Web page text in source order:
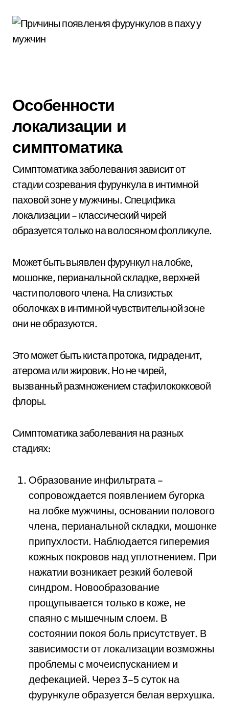
Особенности
локализации и
симптоматика
Симптоматика заболевания зависит от
стадии созревания фурункула в интимной
паховой зоне у мужчины. Специфика
локализации – классический чирей
образуется только на волосяном фолликуле.
Может быть выявлен фурункул на лобке,
мошонке, перианальной складке, верхней
части полового члена. На слизистых
оболочках в интимной чувствительной зоне
они не образуются.
Это может быть киста протока, гидраденит,
атерома или жировик. Но не чирей,
вызванный размножением стафилококковой
флоры.
Симптоматика заболевания на разных
стадиях:
Образование инфильтрата –
сопровождается появлением бугорка
на лобке мужчины, основании полового
члена, перианальной складки, мошонке
припухлости. Наблюдается гиперемия
кожных покровов над уплотнением. При
нажатии возникает резкий болевой
синдром. Новообразование
прощупывается только в коже, не
спаяно с мышечным слоем. В
состоянии покоя боль присутствует. В
зависимости от локализации возможны
проблемы с мочеиспусканием и
дефекацией. Через 3–5 суток на
фурункуле образуется белая верхушка.